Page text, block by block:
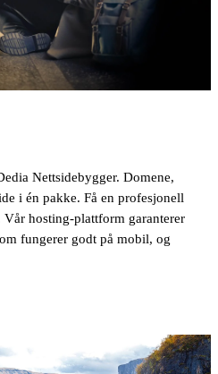
Nettsidebygger. Domene,
i én pakke. Få en profesjonell
hosting-plattform garanterer
fungerer godt på mobil, og